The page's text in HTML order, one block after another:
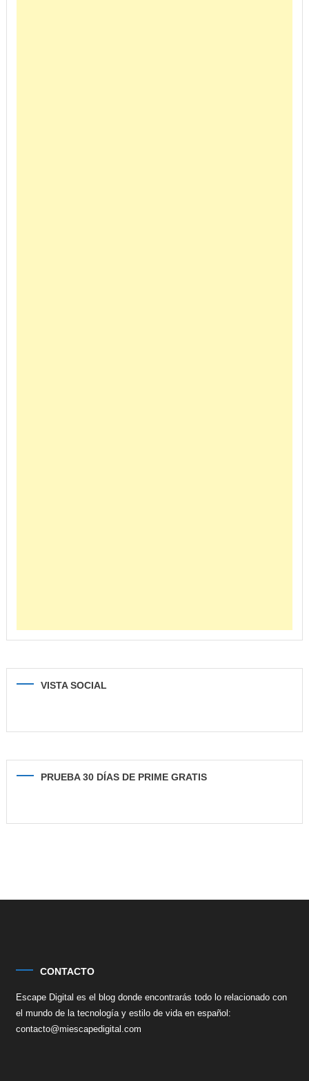
VISTA SOCIAL
PRUEBA 30 DÍAS DE PRIME GRATIS
CONTACTO
Escape Digital es el blog donde encontrarás todo lo relacionado con
el mundo de la tecnología y estilo de vida en español:
contacto@miescapedigital.com